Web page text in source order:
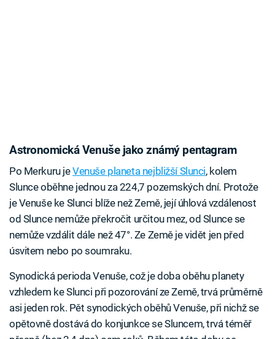
Astronomická Venuše jako známý pentagram
Po Merkuru jeVenuše planeta nejbližší Slunci, kolem
Slunce oběhne jednou za 224,7 pozemských dní. Protože
je Venuše ke Slunci blíže než Země, její úhlová vzdálenost
od Slunce nemůže překročit určitou mez, od Slunce se
nemůže vzdálit dále než 47°. Ze Země je vidět jen před
úsvitem nebo po soumraku.
Synodická perioda Venuše, což je doba oběhu planety
vzhledem ke Slunci při pozorování ze Země, trvá průměrně
asi jeden rok. Pět synodických oběhů Venuše, při nichž se
opětovně dostává do konjunkce se Sluncem, trvá téměř